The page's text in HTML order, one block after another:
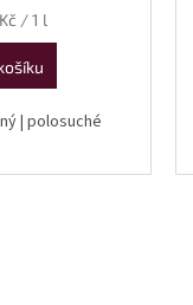
/ 1 l
| polosuché